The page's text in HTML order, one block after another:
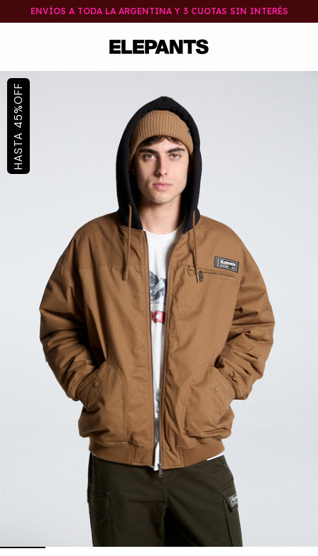
ENVÍOS A TODA LA ARGENTINA Y 3 CUOTAS SIN INTERÉS
45
%
OFF